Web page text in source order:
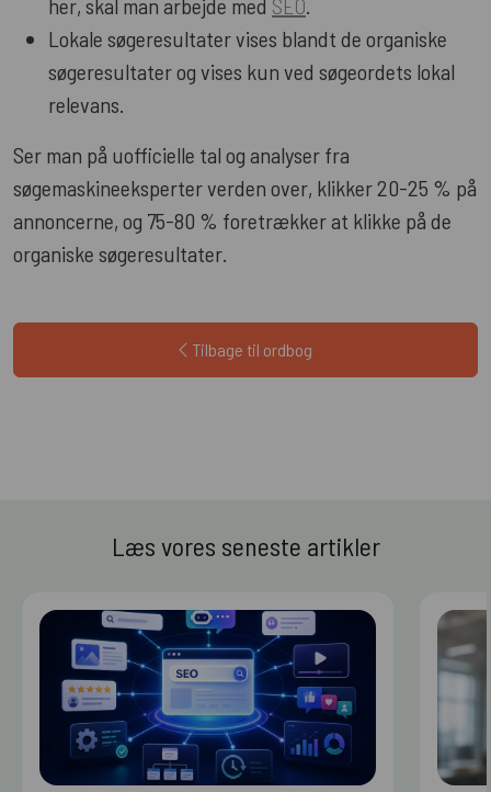
her, skal man arbejde med SEO.
Lokale søgeresultater vises blandt de organiske
søgeresultater og vises kun ved søgeordets lokal
relevans.
Ser man på uofficielle tal og analyser fra
søgemaskineeksperter verden over, klikker 20-25 % på
annoncerne, og 75-80 % foretrækker at klikke på de
organiske søgeresultater.
Tilbage til ordbog
Læs vores seneste artikler